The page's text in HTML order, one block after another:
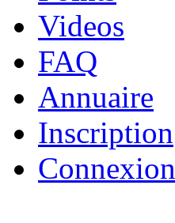
Videos
FAQ
Annuaire
Inscription
Connexion